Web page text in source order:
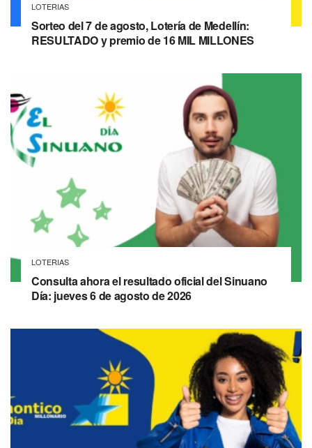
LOTERIAS
Sorteo del 7 de agosto, Lotería de Medellín:
RESULTADO y premio de 16 MIL MILLONES
LOTERIAS
Consulta ahora el resultado oficial del Sinuano
Día: jueves 6 de agosto de 2026